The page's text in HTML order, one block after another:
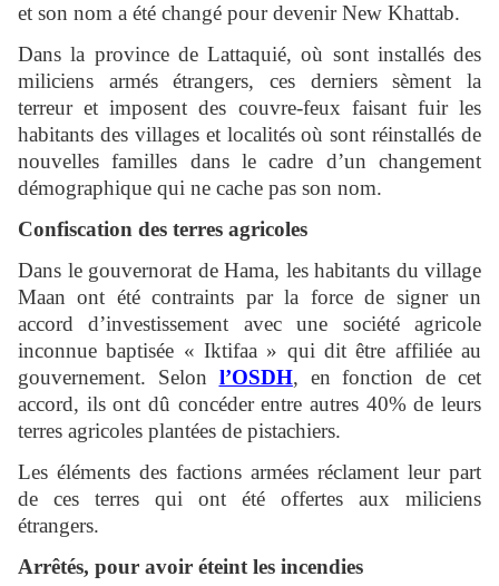
et son nom a été changé pour devenir New Khattab.
Dans la province de Lattaquié, où sont installés des
miliciens armés étrangers, ces derniers sèment la
terreur et imposent des couvre-feux faisant fuir les
habitants des villages et localités où sont réinstallés de
nouvelles familles dans le cadre d’un changement
démographique qui ne cache pas son nom.
Confiscation des terres agricoles
Dans le gouvernorat de Hama, les habitants du village
Maan ont été contraints par la force de signer un
accord d’investissement avec une société agricole
inconnue baptisée « Iktifaa » qui dit être affiliée au
gouvernement. Selon l’OSDH, en fonction de cet
accord, ils ont dû concéder entre autres 40% de leurs
terres agricoles plantées de pistachiers.
Les éléments des factions armées réclament leur part
de ces terres qui ont été offertes aux miliciens
étrangers.
Arrêtés, pour avoir éteint les incendies